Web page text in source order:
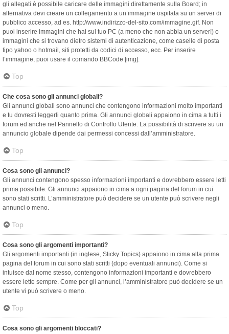
gli allegati è possibile caricare delle immagini direttamente sulla Board; in
alternativa devi creare un collegamento a un’immagine ospitata su un server di
pubblico accesso, ad es. http://www.indirizzo-del-sito.com/immagine.gif. Non
puoi inserire immagini che hai sul tuo PC (a meno che non abbia un server!) o
immagini che si trovano dietro sistemi di autenticazione, come caselle di posta
tipo yahoo o hotmail, siti protetti da codici di accesso, ecc. Per inserire
l’immagine, puoi usare il comando BBCode [img].
Top
Che cosa sono gli annunci globali?
Gli annunci globali sono annunci che contengono informazioni molto importanti
e tu dovresti leggerli quanto prima. Gli annunci globali appaiono in cima a tutti i
forum ed anche nel Pannello di Controllo Utente. La possibilità di scrivere su un
annuncio globale dipende dai permessi concessi dall’amministratore.
Top
Cosa sono gli annunci?
Gli annunci contengono spesso informazioni importanti e dovrebbero essere letti
prima possibile. Gli annunci appaiono in cima a ogni pagina del forum in cui
sono stati scritti. L’amministratore può decidere se un utente può scrivere negli
annunci o meno.
Top
Cosa sono gli argomenti importanti?
Gli argomenti importanti (in inglese, Sticky Topics) appaiono in cima alla prima
pagina del forum in cui sono stati scritti (dopo eventuali annunci). Come si
intuisce dal nome stesso, contengono informazioni importanti e dovrebbero
essere lette sempre. Come per gli annunci, l’amministratore può decidere se un
utente vi può scrivere o meno.
Top
Cosa sono gli argomenti bloccati?